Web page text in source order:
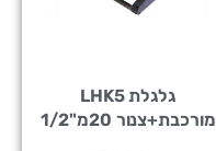
גלגלת LHK5
מורכבת+צנור 20מ"1/2